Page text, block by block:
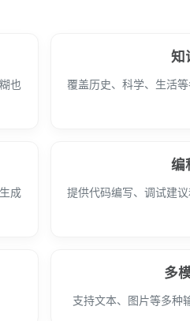
也
知
覆盖历史、科学、生活
成
编
提供代码编写、调试建
多
支持文本、图片等多种